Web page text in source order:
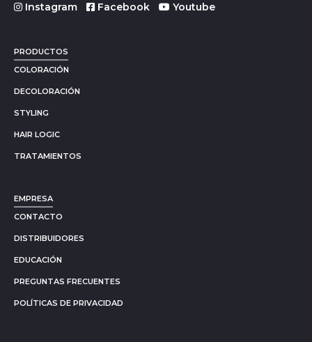
Instagram Facebook Youtube
PRODUCTOS
COLORACIÓN
DECOLORACIÓN
STYLING
HAIR LOGIC
TRATAMIENTOS
EMPRESA
CONTACTO
DISTRIBUIDORES
EDUCACIÓN
PREGUNTAS FRECUENTES
POLÍTICAS DE PRIVACIDAD